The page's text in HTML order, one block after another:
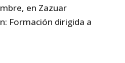
en Zazuar
Formación dirigida a